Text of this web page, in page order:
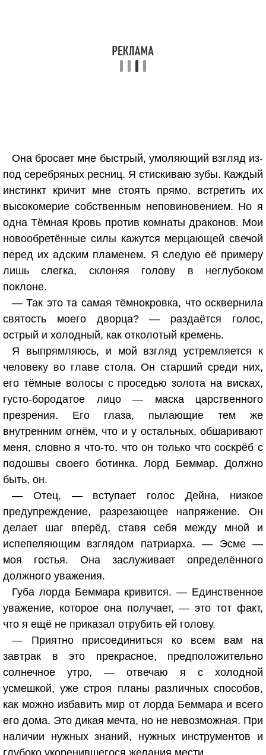
Она бросает мне быстрый, умоляющий взгляд из-
под серебряных ресниц. Я стискиваю зубы. Каждый
инстинкт кричит мне стоять прямо, встретить их
высокомерие собственным неповиновением. Но я
одна Тёмная Кровь против комнаты драконов. Мои
новообретённые силы кажутся мерцающей свечой
перед их адским пламенем. Я следую её примеру
лишь слегка, склоняя голову в неглубоком
поклоне.
— Так это та самая тёмнокровка, что осквернила
святость моего дворца? — раздаётся голос,
острый и холодный, как отколотый кремень.
Я выпрямляюсь, и мой взгляд устремляется к
человеку во главе стола. Он старший среди них,
его тёмные волосы с проседью золота на висках,
густо-бородатое лицо — маска царственного
презрения. Его глаза, пылающие тем же
внутренним огнём, что и у остальных, обшаривают
меня, словно я что-то, что он только что соскрёб с
подошвы своего ботинка. Лорд Беммар. Должно
быть, он.
— Отец, — вступает голос Дейна, низкое
предупреждение, разрезающее напряжение. Он
делает шаг вперёд, ставя себя между мной и
испепеляющим взглядом патриарха. — Эсме —
моя гостья. Она заслуживает определённого
должного уважения.
Губа лорда Беммара кривится. — Единственное
уважение, которое она получает, — это тот факт,
что я ещё не приказал отрубить ей голову.
— Приятно присоединиться ко всем вам на
завтрак в это прекрасное, предположительно
солнечное утро, — отвечаю я с холодной
усмешкой, уже строя планы различных способов,
как можно избавить мир от лорда Беммара и всего
его дома. Это дикая мечта, но не невозможная. При
наличии нужных знаний, нужных инструментов и
глубоко укоренившегося желания мести.